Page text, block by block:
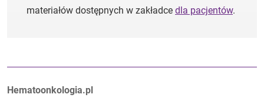
materiałów dostępnych w zakładce dla pacjentów.
Autorzy:
Hematoonkologia.pl